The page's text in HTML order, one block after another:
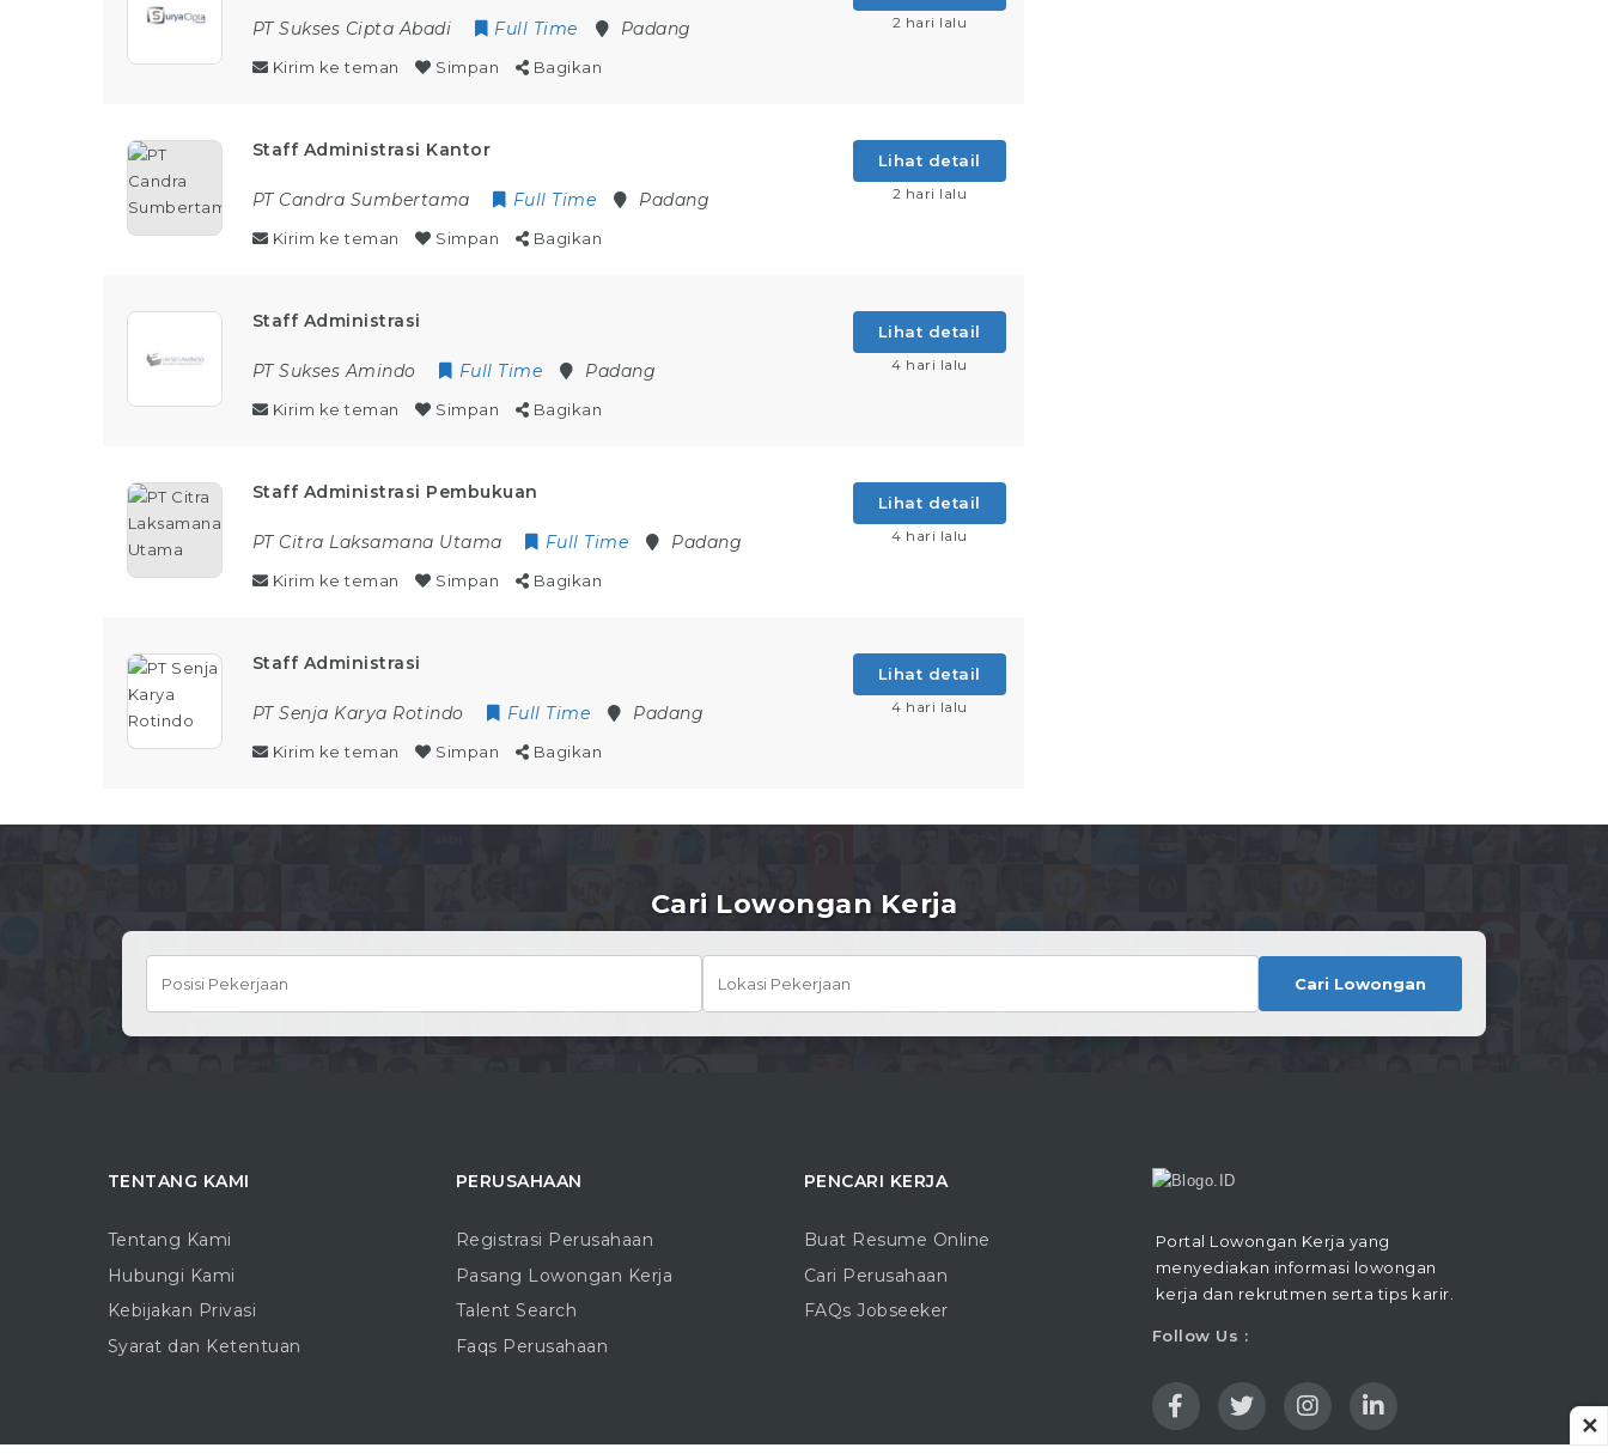
PT Sukses Cipta Abadi Full Time Padang
Kirim ke teman Simpan Bagikan
2 hari lalu
Staff Administrasi Kantor
PT Candra Sumbertama Full Time Padang
Kirim ke teman Simpan Bagikan
Lihat detail
2 hari lalu
Staff Administrasi
PT Sukses Amindo Full Time Padang
Kirim ke teman Simpan Bagikan
Lihat detail
4 hari lalu
Staff Administrasi Pembukuan
PT Citra Laksamana Utama Full Time Padang
Kirim ke teman Simpan Bagikan
Lihat detail
4 hari lalu
Staff Administrasi
PT Senja Karya Rotindo Full Time Padang
Kirim ke teman Simpan Bagikan
Lihat detail
4 hari lalu
Cari Lowongan Kerja
Cari Lowongan
TENTANG KAMI
Tentang Kami
Hubungi Kami
Kebijakan Privasi
Syarat dan Ketentuan
PERUSAHAAN
Registrasi Perusahaan
Pasang Lowongan Kerja
Talent Search
Faqs Perusahaan
PENCARI KERJA
Buat Resume Online
Cari Perusahaan
FAQs Jobseeker
Portal Lowongan Kerja yang
menyediakan informasi lowongan
kerja dan rekrutmen serta tips karir.
Follow Us :
✕